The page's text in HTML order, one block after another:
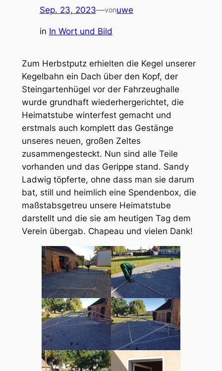
Sep. 23, 2023—vonuwe
in In Wort und Bild
Zum Herbstputz erhielten die Kegel unserer
Kegelbahn ein Dach über den Kopf, der
Steingartenhügel vor der Fahrzeughalle
wurde grundhaft wiederhergerichtet, die
Heimatstube winterfest gemacht und
erstmals auch komplett das Gestänge
unseres neuen, großen Zeltes
zusammengesteckt. Nun sind alle Teile
vorhanden und das Gerippe stand. Sandy
Ladwig töpferte, ohne dass man sie darum
bat, still und heimlich eine Spendenbox, die
maßstabsgetreu unsere Heimatstube
darstellt und die sie am heutigen Tag dem
Verein übergab. Chapeau und vielen Dank!